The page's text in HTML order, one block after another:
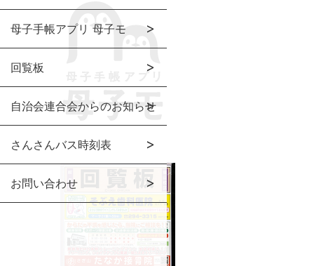
母子手帳アプリ 母子モ
回覧板
自治会連合会からのお知らせ
さんさんバス時刻表
お問い合わせ